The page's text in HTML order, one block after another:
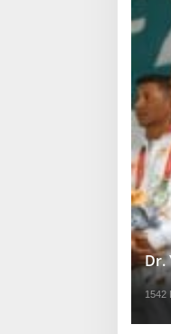
Dr.
1542